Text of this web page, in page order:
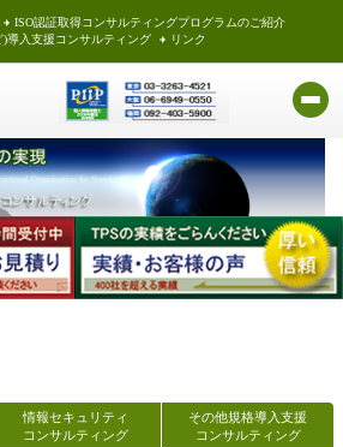
ISO認証取得コンサルティングプログラムのご紹介
導入支援コンサルティング
リンク
情報セキュリティ
コンサルティング
その他規格導入支援
コンサルティング